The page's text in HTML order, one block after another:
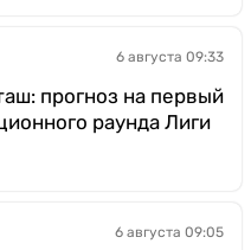
6 августа 09:33
прогноз на первый
раунда Лиги
6 августа 09:05